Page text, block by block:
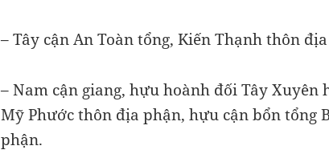
– Tây cận An Toàn tổng, Kiến Thạnh thôn
– Nam cận giang, hựu hoành đối Tây Xuyên
Mỹ Phước thôn địa phận, hựu cận bổn tổng
phận.